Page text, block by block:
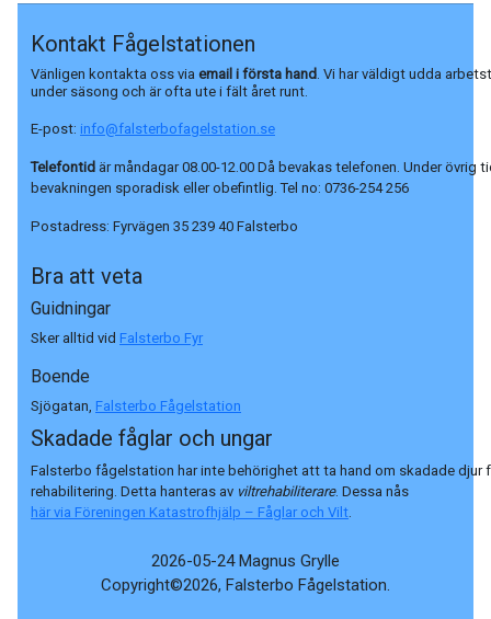
Kontakt Fågelstationen
Vänligen kontakta oss via email i första hand. Vi har väldigt udda
under säsong och är ofta ute i fält året runt.
E-post: info@falsterbofagelstation.se
Telefontid är måndagar 08.00-12.00 Då bevakas telefonen. Under övrig
bevakningen sporadisk eller obefintlig. Tel no: 0736-254 256
Postadress: Fyrvägen 35 239 40 Falsterbo
Bra att veta
Guidningar
Sker alltid vid Falsterbo Fyr
Boende
Sjögatan, Falsterbo Fågelstation
Skadade fåglar och ungar
Falsterbo fågelstation har inte behörighet att ta hand om skadade djur
rehabilitering. Detta hanteras av viltrehabiliterare. Dessa nås
här via Föreningen Katastrofhjälp – Fåglar och Vilt.
2026-05-24 Magnus Grylle
Copyright©2026, Falsterbo Fågelstation.